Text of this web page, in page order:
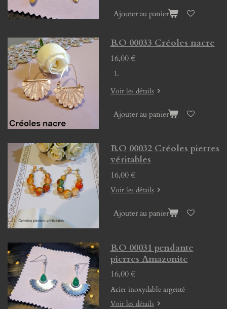
Ajouter au panier
B.O 00033 Créoles nacre
16,00 €
Voir les détails
Ajouter au panier
B.O 00032 Créoles pierres
véritables
16,00 €
Voir les détails
Ajouter au panier
B.O 00031 pendante
pierres Amazonite
16,00 €
Acier inoxydable argenté
Voir les détails